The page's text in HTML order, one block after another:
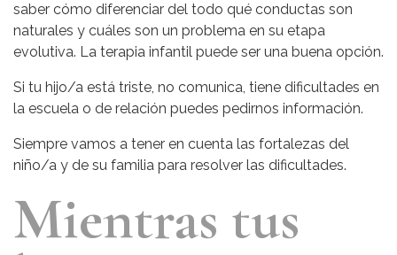
saber cómo diferenciar del todo qué conductas son
naturales y cuáles son un problema en su etapa
evolutiva. La terapia infantil puede ser una buena opción.
Si tu hijo/a está triste, no comunica, tiene dificultades en
la escuela o de relación puedes pedirnos información.
Siempre vamos a tener en cuenta las fortalezas del
niño/a y de su familia para resolver las dificultades.
Mientras tus